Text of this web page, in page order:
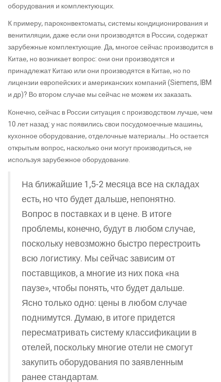
оборудования и комплектующих.
К примеру, пароконвектоматы, системы кондиционирования и
венитиляции, даже если они производятся в России, содержат
зарубежные комплектующие. Да, многое сейчас производится в
Китае, но возникает вопрос: они они производятся и
принадлежат Китаю или они производятся в Китае, но по
лицензии европейских и американских компаний (Siemens, IBM
и др)? Во втором случае мы сейчас не можем их заказать.
Конечно, сейчас в России ситуация с производством лучше, чем
10 лет назад: у нас появились свои посудомоечные машины,
кухонное оборудование, отделочные материалы…Но остается
открытым вопрос, насколько они могут производиться, не
используя зарубежное оборудование.
На ближайшие 1,5-2 месяца все на складах
есть, но что будет дальше, непонятно.
Вопрос в поставках и в цене. В итоге
проблемы, конечно, будут в любом случае,
поскольку невозможно быстро перестроить
всю логистику. Мы сейчас зависим от
поставщиков, а многие из них пока «на
паузе», чтобы понять, что будет дальше.
Ясно только одно: цены в любом случае
поднимутся. Думаю, в итоге придется
пересматривать систему классификации в
отелей, поскольку многие отели не смогут
закупить оборудования по заявленным
ранее стандартам.